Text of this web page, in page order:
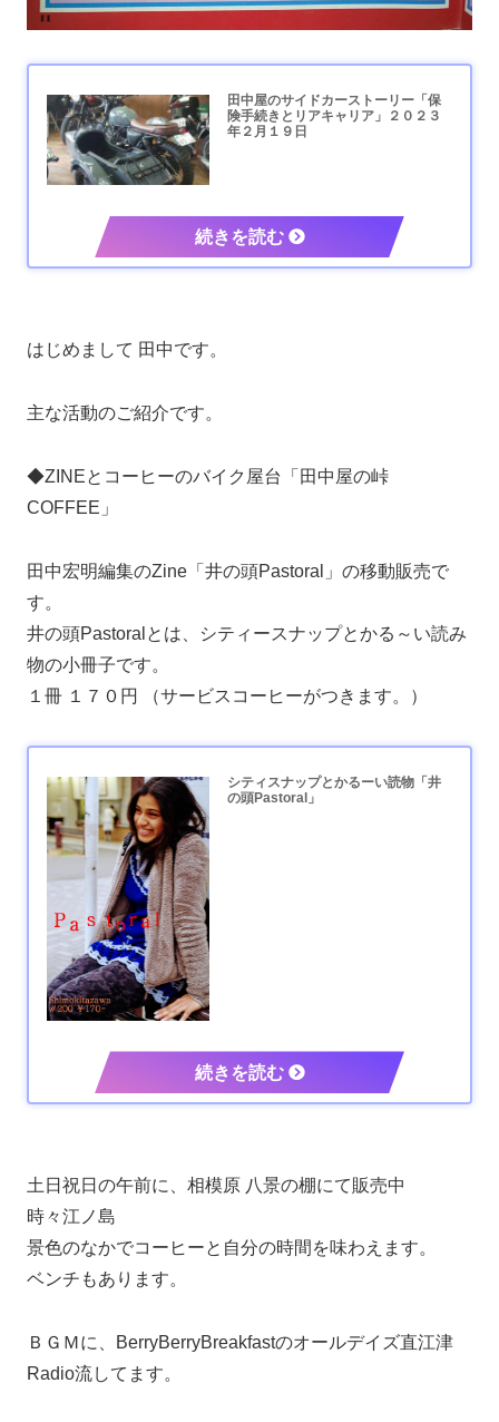
田中屋のサイドカーストーリー「保
険手続きとリアキャリア」２０２３
年２月１９日
はじめまして 田中です。
主な活動のご紹介です。
◆ZINEとコーヒーのバイク屋台「田中屋の峠
COFFEE」
田中宏明編集のZine「井の頭Pastoral」の移動販売で
す。
井の頭Pastoralとは、シティースナップとかる～い読み
物の小冊子です。
１冊 １７０円 （サービスコーヒーがつきます。）
シティスナップとかるーい読物「井
の頭Pastoral」
土日祝日の午前に、相模原 八景の棚にて販売中
時々江ノ島
景色のなかでコーヒーと自分の時間を味わえます。
ベンチもあります。
ＢＧＭに、BerryBerryBreakfastのオールデイズ直江津
Radio流してます。